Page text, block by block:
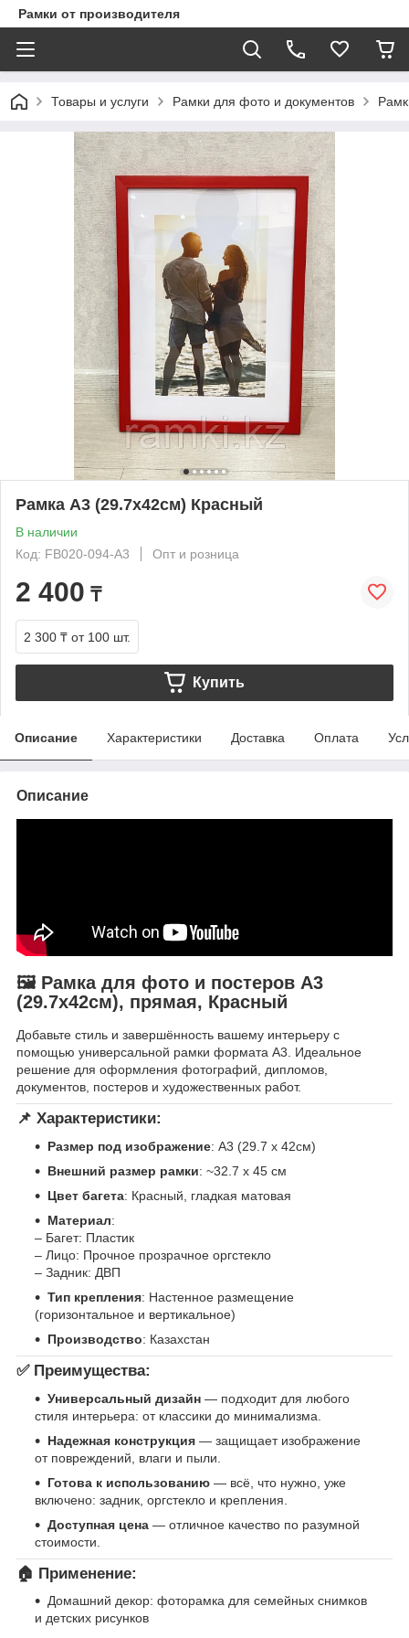
Рамки от производителя
Товары и услуги Рамки для фото и документов
Рамка А3 (29.7х42см) Красный
В наличии
Код: FB020-094-A3
Опт и розница
2 400 ₸
2 300 ₸ от 100 шт.
Купить
Описание Характеристики Доставка Оплата
Описание
🖼 Рамка для фото и постеров A3
(29.7х42см), прямая, Красный
Добавьте стиль и завершённость вашему интерьеру с
помощью универсальной рамки формата A3. Идеальное
решение для оформления фотографий, дипломов,
документов, постеров и художественных работ.
📌 Характеристики:
Размер под изображение: A3 (29.7 x 42см)
Внешний размер рамки: ~32.7 x 45 см
Цвет багета: Красный, гладкая матовая
Материал:
– Багет: Пластик
– Лицо: Прочное прозрачное оргстекло
– Задник: ДВП
Тип крепления: Настенное размещение
(горизонтальное и вертикальное)
Производство: Казахстан
✅ Преимущества:
Универсальный дизайн — подходит для любого
стиля интерьера: от классики до минимализма.
Надежная конструкция — защищает изображение
от повреждений, влаги и пыли.
Готова к использованию — всё, что нужно, уже
включено: задник, оргстекло и крепления.
Доступная цена — отличное качество по разумной
стоимости.
🏠 Применение:
Домашний декор: фоторамка для семейных снимков
и детских рисунков